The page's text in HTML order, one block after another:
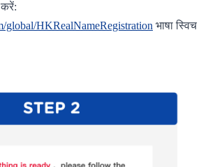
global/HKRealNameRegistration भाषा स्विच